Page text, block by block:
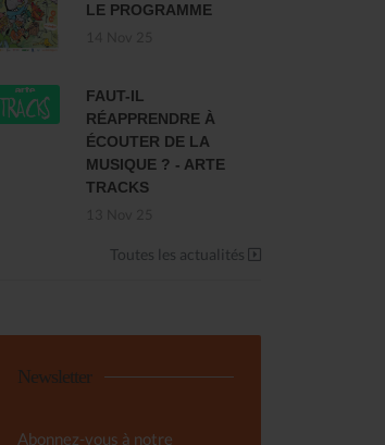
LE PROGRAMME
FAUT-IL
RÉAPPRENDRE À
ÉCOUTER DE LA
MUSIQUE ? - ARTE
TRACKS
Toutes les actualités
Newsletter
Abonnez-vous à notre